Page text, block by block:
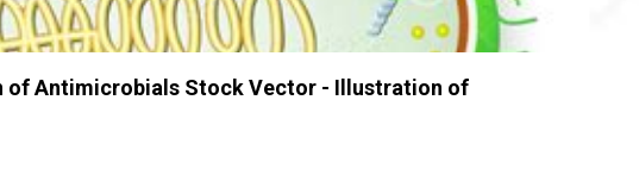
of Antimicrobials Stock Vector - Illustration of